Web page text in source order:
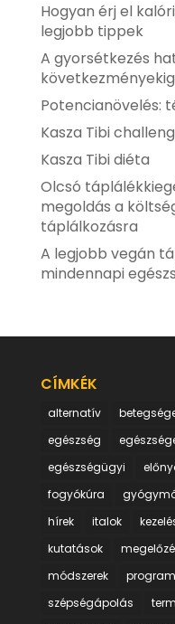
Hogyan érj el
legjobb tippek
A gyorsétkezés
következményekig
Potencianövelés:
Kasza Tibi
Kasza Tibi diéta
Olcsó
megoldás a
táplálkozásra
A legjobb vegán
mindennapi
CÍMKÉK
alternatív
egészség
egészségügyi
fogyókúra
hírek
italok
kutatások
módszerek
szépségápolás